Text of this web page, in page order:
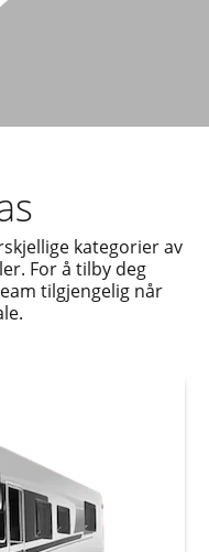
kategorier av
For å tilby deg
tilgjengelig når